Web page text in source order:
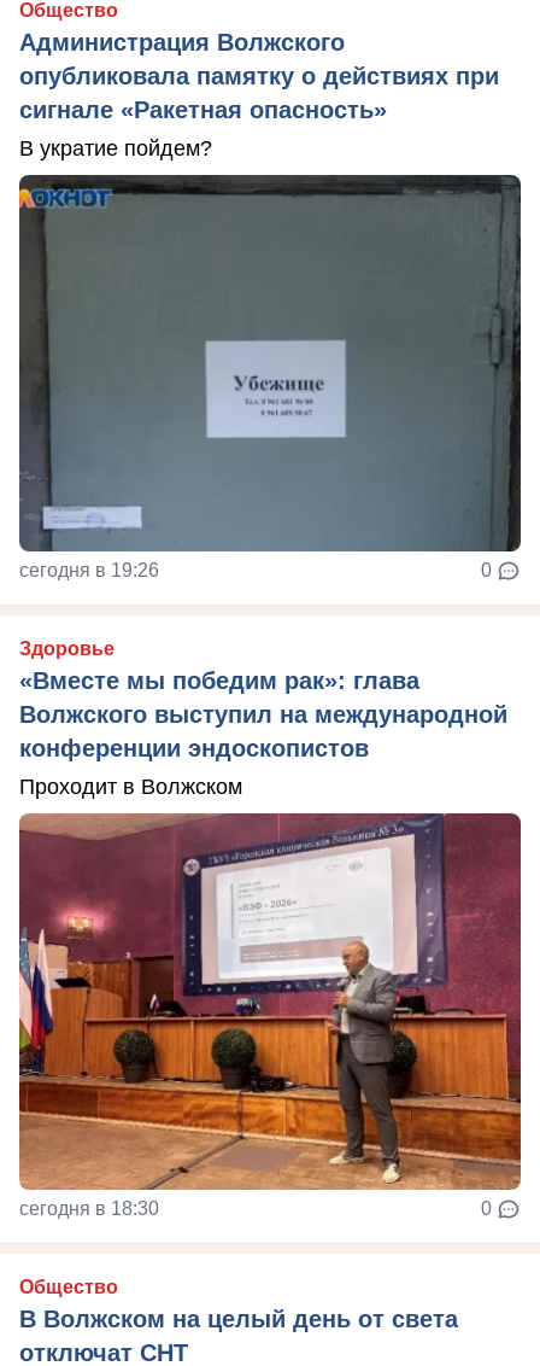
Общество
Администрация Волжского
опубликовала памятку о действиях при
сигнале «Ракетная опасность»
В укратие пойдем?
сегодня в 19:26 0
Здоровье
«Вместе мы победим рак»: глава
Волжского выступил на международной
конференции эндоскопистов
Проходит в Волжском
сегодня в 18:30 0
Общество
В Волжском на целый день от света
отключат СНТ